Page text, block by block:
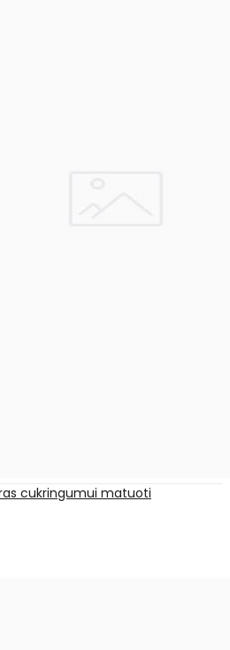
cukringumui matuoti